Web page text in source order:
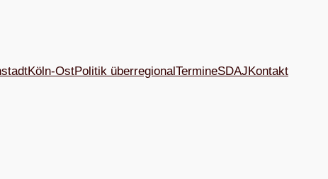
Köln-OstPolitik überregionalTermineSDAJKon­takt